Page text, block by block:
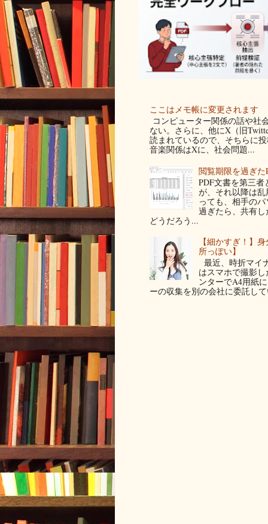
ここはメモ帳に変更されます
コンピューター関係の話や社
ない。さらに、他にX（旧
読まれているので、そちらに
音楽関係はXに、社会問題...
閲覧期限を過ぎ
PDF文書を第三
が、それ以降は
っても、相手の
過ぎたら、共有
どうだろう...
【細かすぎ！】
所っぽい】
最近、時折マイ
はスマホで撮影
ンターでA4用紙
ーの収集を別の会社に委託し